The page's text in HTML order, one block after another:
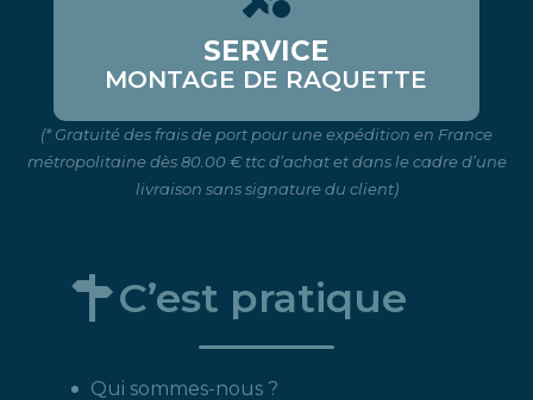
SERVICE
MONTAGE DE RAQUETTE
(* Gratuité des frais de port pour une expédition en France
métropolitaine dès 80.00 € ttc d’achat et dans le cadre d’une
livraison sans signature du client)
C’est pratique
Qui sommes-nous ?